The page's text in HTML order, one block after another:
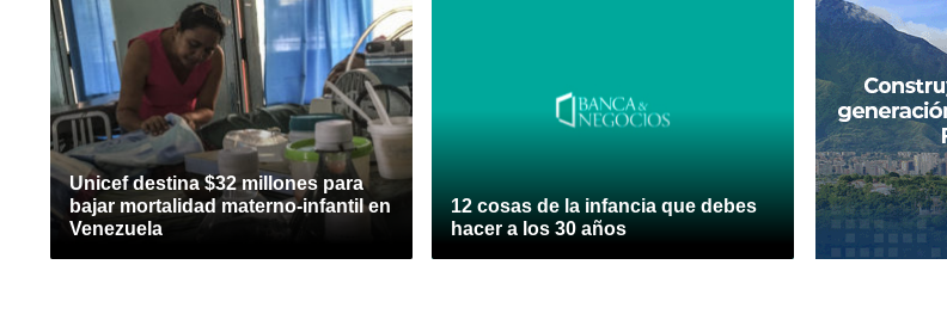
Unicef destina $32 millones para
bajar mortalidad materno-infantil en
Venezuela
12 cosas de la infancia que debes
hacer a los 30 años